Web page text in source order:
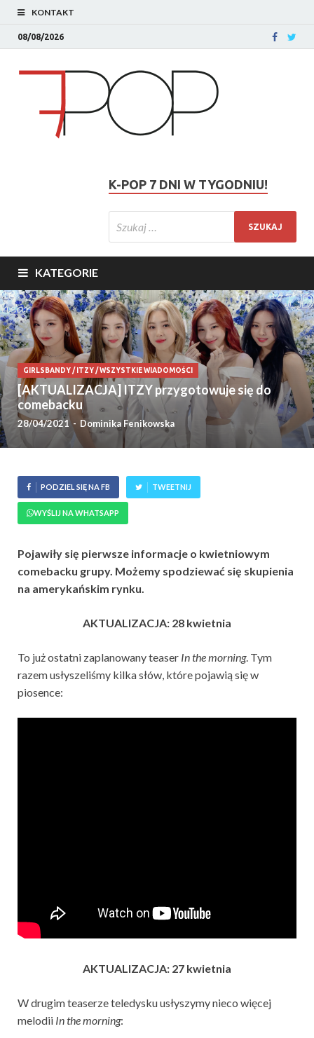
KONTAKT
08/08/2026
K-POP 7 DNI W TYGODNIU!
KATEGORIE
GIRLSBANDY/ ITZY/WSZYSTKIE WIADOMOŚCI
[AKTUALIZACJA] ITZY przygotowuje się do
comebacku
28/04/2021- Dominika Fenikowska
PODZIEL SIĘ NA FB TWEETNIJ
WYŚLIJ NA WHATSAPP
Pojawiły się pierwsze informacje o kwietniowym
comebacku grupy. Możemy spodziewać się skupienia
na amerykańskim rynku.
AKTUALIZACJA: 28 kwietnia
To już ostatni zaplanowany teaser In the morning. Tym
razem usłyszeliśmy kilka słów, które pojawią się w
piosence:
AKTUALIZACJA: 27 kwietnia
W drugim teaserze teledysku usłyszymy nieco więcej
melodii In the morning: